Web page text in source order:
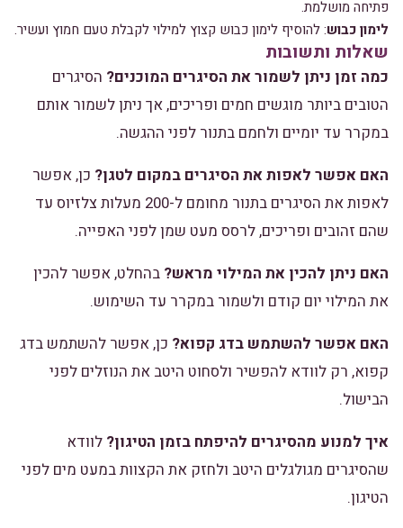
פתיחה מושלמת.
לימון כבוש: להוסיף לימון כבוש קצוץ למילוי לקבלת טעם חמוץ ועשיר.
שאלות ותשובות
כמה זמן ניתן לשמור את הסיגרים המוכנים? הסיגרים
הטובים ביותר מוגשים חמים ופריכים, אך ניתן לשמור אותם
במקרר עד יומיים ולחמם בתנור לפני ההגשה.
האם אפשר לאפות את הסיגרים במקום לטגן? כן, אפשר
לאפות את הסיגרים בתנור מחומם ל-200 מעלות צלזיוס עד
שהם זהובים ופריכים, לרסס מעט שמן לפני האפייה.
האם ניתן להכין את המילוי מראש? בהחלט, אפשר להכין
את המילוי יום קודם ולשמור במקרר עד השימוש.
האם אפשר להשתמש בדג קפוא? כן, אפשר להשתמש בדג
קפוא, רק לוודא להפשיר ולסחוט היטב את הנוזלים לפני
הבישול.
איך למנוע מהסיגרים להיפתח בזמן הטיגון? לוודא
שהסיגרים מגולגלים היטב ולחזק את הקצוות במעט מים לפני
הטיגון.